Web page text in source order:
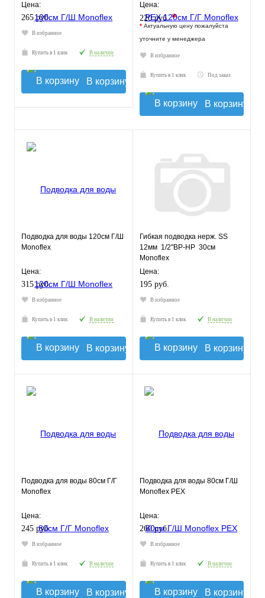
Цена:
265 руб.
В избранное
Купить в 1 клик В наличии
В корзину
Цена:
220 руб.*
* Актуальную цену пожалуйста
уточните у менеджера
В избранное
Купить в 1 клик Под заказ
В корзину
Подводка для воды 120см Г/Ш
Monoflex
Цена:
315 руб.
В избранное
Купить в 1 клик В наличии
В корзину
Гибкая подводка нерж. SS
12мм 1/2"ВР-НР 30см
Monoflex
Цена:
195 руб.
В избранное
Купить в 1 клик В наличии
В корзину
Подводка для воды 80см Г/Г
Monoflex
Цена:
245 руб.
В избранное
Купить в 1 клик В наличии
В корзину
Подводка для воды 80см Г/Ш
Monoflex РЕХ
Цена:
260 руб.
В избранное
Купить в 1 клик В наличии
В корзину